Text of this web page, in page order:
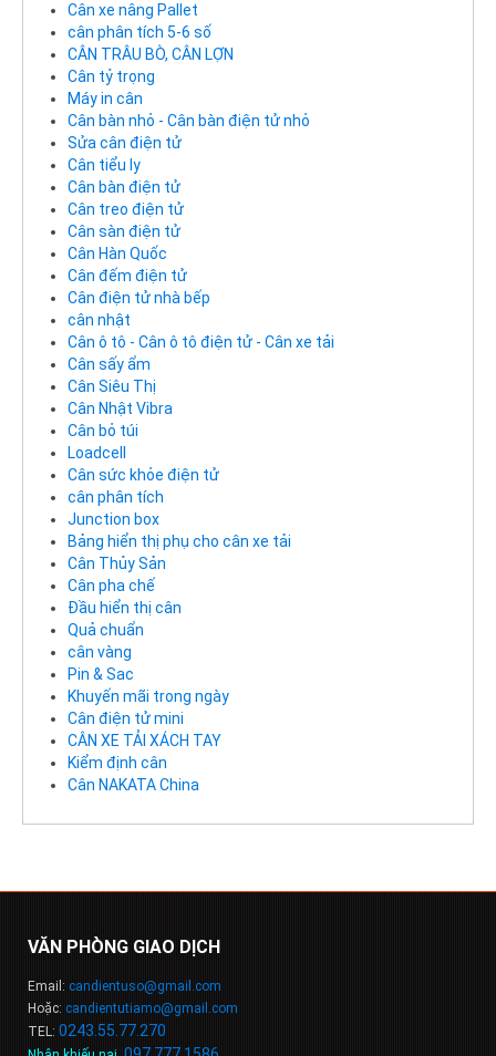
Cân xe nâng Pallet
cân phân tích 5-6 số
CÂN TRÂU BÒ, CÂN LỢN
Cân tỷ trọng
Máy in cân
Cân bàn nhỏ - Cân bàn điện tử nhỏ
Sửa cân điện tử
Cân tiểu ly
Cân bàn điện tử
Cân treo điện tử
Cân sàn điện tử
Cân Hàn Quốc
Cân đếm điện tử
Cân điện tử nhà bếp
cân nhật
Cân ô tô - Cân ô tô điện tử - Cân xe tải
Cân sấy ẩm
Cân Siêu Thị
Cân Nhật Vibra
Cân bỏ túi
Loadcell
Cân sức khỏe điện tử
cân phân tích
Junction box
Bảng hiển thị phụ cho cân xe tải
Cân Thủy Sản
Cân pha chế
Đầu hiển thị cân
Quả chuẩn
cân vàng
Pin & Sac
Khuyến mãi trong ngày
Cân điện tử mini
CÂN XE TẢI XÁCH TAY
Kiểm định cân
Cân NAKATA China
VĂN PHÒNG GIAO DỊCH
Email: candientuso@gmail.com
Hoặc: candientutiamo@gmail.com
TEL: 0243.55.77.270